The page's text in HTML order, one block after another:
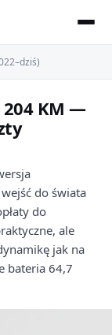
204 KM —
do świata
do
ale
jak na
bateria 64,7